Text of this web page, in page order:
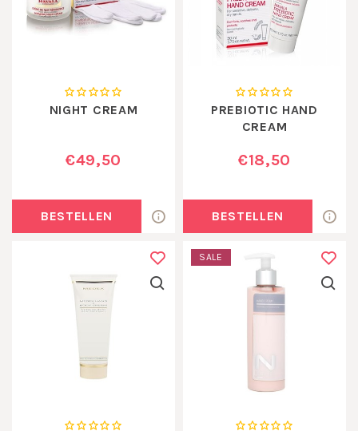
NIGHT CREAM
€49,50
BESTELLEN
PREBIOTIC HAND
CREAM
€18,50
BESTELLEN
SALE